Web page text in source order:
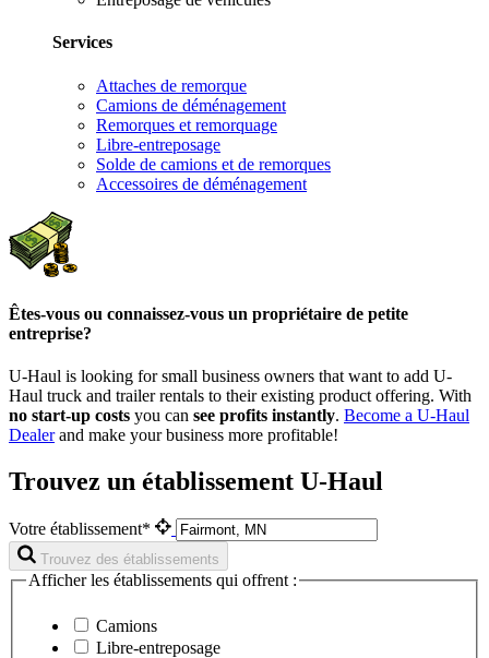
Services
Attaches de remorque
Camions de déménagement
Remorques et remorquage
Libre-entreposage
Solde de camions et de remorques
Accessoires de déménagement
Êtes-vous ou connaissez-vous un propriétaire de petite
entreprise?
U-Haul is looking for small business owners that want to add U-
Haul truck and trailer rentals to their existing product offering. With
no start-up costs you can see profits instantly. Become a U-Haul
Dealerand make your business more profitable!
Trouvez un établissement U-Haul
Votre établissement*
Trouvez des établissements
Afficher les établissements qui offrent :
Camions
Libre-entreposage